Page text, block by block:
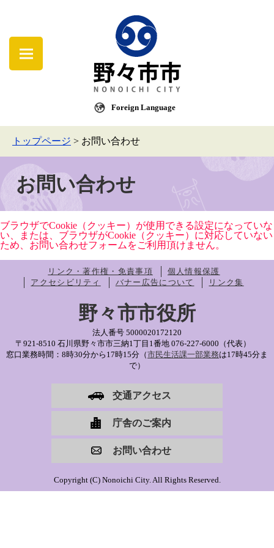
Foreign Language
トップページ > お問い合わせ
お問い合わせ
ブラウザでCookie（クッキー）が使用できる設定になっていな
い、または、ブラウザがCookie（クッキー）に対応していない
ため、お問い合わせフォームをご利用頂けません。
リンク・著作権・免責事項
個人情報保護
アクセシビリティ
バナー広告について リンク集
野々市市役所
法人番号 5000020172120
〒921-8510 石川県野々市市三納1丁目1番地 076-227-6000（代表）
窓口業務時間：8時30分から17時15分（市民生活課一部業務は17時45分ま
で）
交通アクセス
庁舎のご案内
お問い合わせ
Copyright (C) Nonoichi City. All Rights Reserved.